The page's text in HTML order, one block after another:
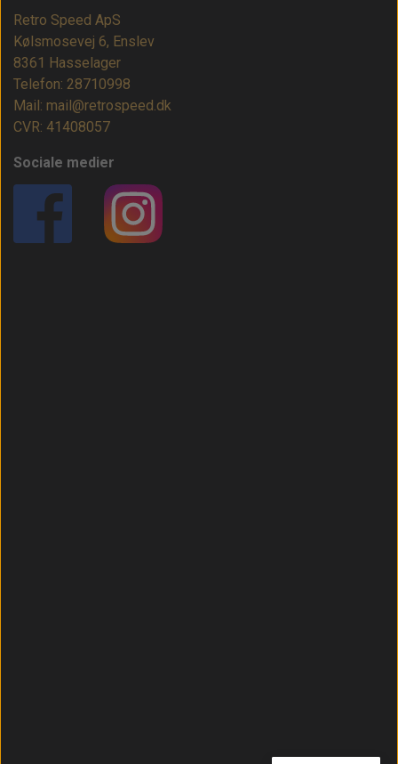
Retro Speed ApS
Kølsmosevej 6, Enslev
8361 Hasselager
Telefon: 28710998
Mail: mail@retrospeed.dk
CVR: 41408057
Sociale medier